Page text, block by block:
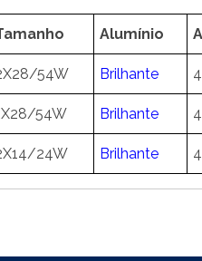
Alumínio A
54W Brilhante
54W Brilhante
24W Brilhante